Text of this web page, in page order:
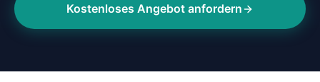
Kostenloses Angebot anfordern